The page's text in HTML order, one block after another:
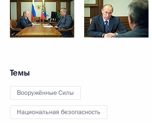
Темы
Вооружённые Силы
Национальная безопасность